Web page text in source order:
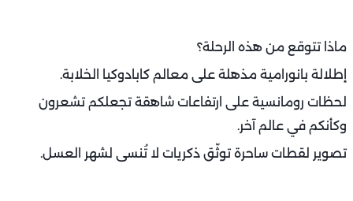
ماذا تتوقع من هذه الرحلة؟
إطلالة بانورامية مذهلة على معالم كابادوكيا الخلابة.
لحظات رومانسية على ارتفاعات شاهقة تجعلكم تشعرون
وكأنكم في عالم آخر.
تصوير لقطات ساحرة توثّق ذكريات لا تُنسى لشهر العسل.